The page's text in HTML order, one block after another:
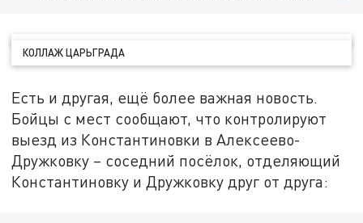
КОЛЛАЖ ЦАРЬГРАДА
Есть и другая, ещё более важная новость.
Бойцы с мест сообщают, что контролируют
выезд из Константиновки в Алексеево-
Дружковку – соседний посёлок, отделяющий
Константиновку и Дружковку друг от друга: